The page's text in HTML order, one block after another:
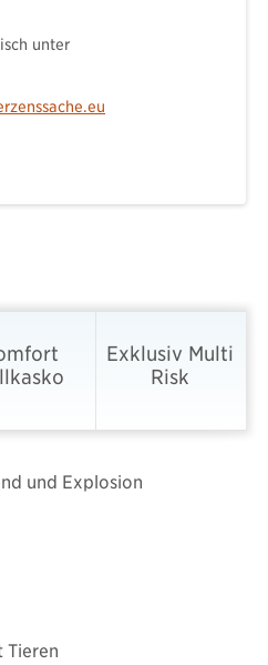
unter
Exklusiv Multi
Risk
und Explosion
Tieren